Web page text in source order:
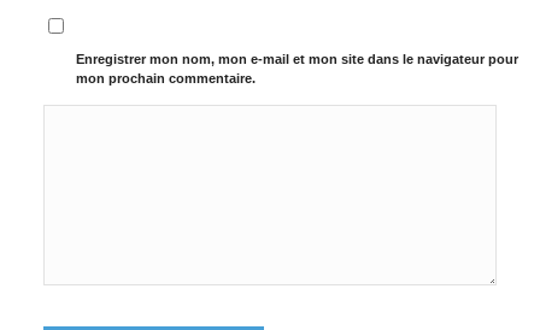
Enregistrer mon nom, mon e-mail et mon site dans le navigateur pour
mon prochain commentaire.